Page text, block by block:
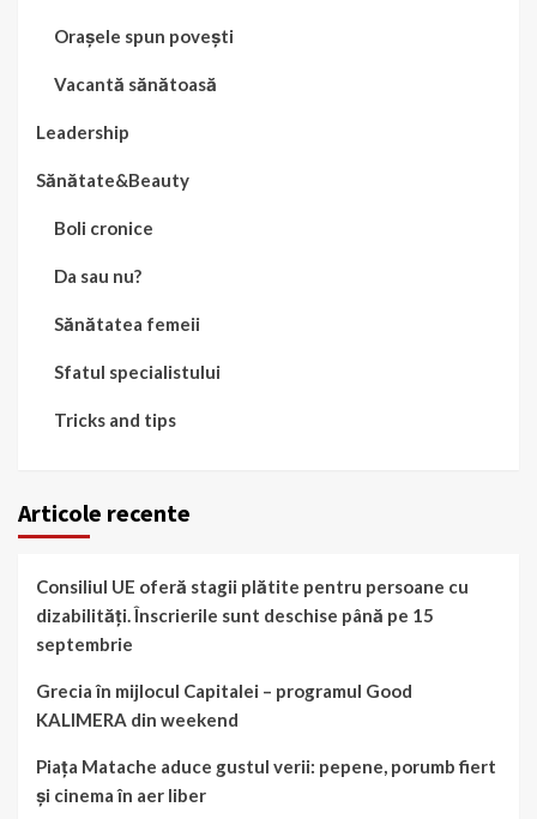
Orașele spun povești
Vacantă sănătoasă
Leadership
Sănătate&Beauty
Boli cronice
Da sau nu?
Sănătatea femeii
Sfatul specialistului
Tricks and tips
Articole recente
Consiliul UE oferă stagii plătite pentru persoane cu
dizabilități. Înscrierile sunt deschise până pe 15
septembrie
Grecia în mijlocul Capitalei – programul Good
KALIMERA din weekend
Piața Matache aduce gustul verii: pepene, porumb fiert
și cinema în aer liber